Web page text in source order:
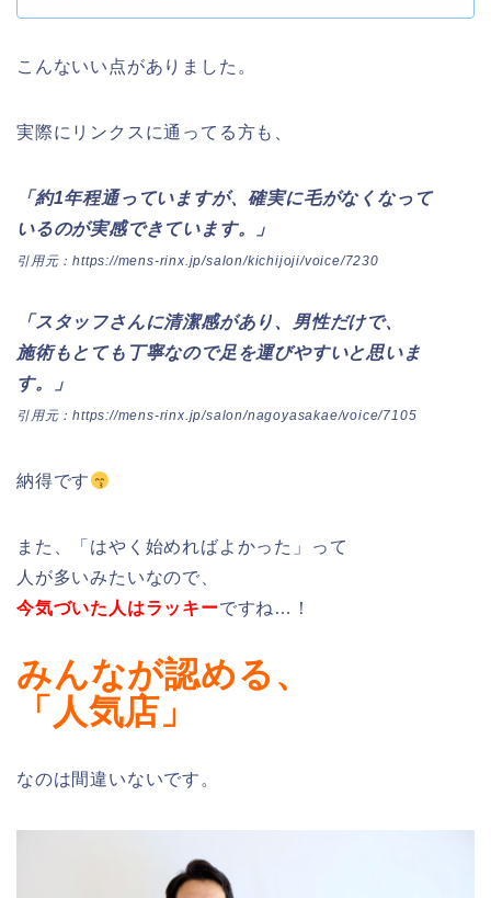
こんないい点がありました。
実際にリンクスに通ってる方も、
「約1年程通っていますが、確実に毛がなくなって
いるのが実感できています。」
引用元：https://mens-rinx.jp/salon/kichijoji/voice/7230
「スタッフさんに清潔感があり、男性だけで、
施術もとても丁寧なので足を運びやすいと思いま
す。」
引用元：https://mens-rinx.jp/salon/nagoyasakae/voice/7105
納得です
また、「はやく始めればよかった」って
人が多いみたいなので、
今気づいた人はラッキーですね…！
みんなが認める、
「人気店」
なのは間違いないです。